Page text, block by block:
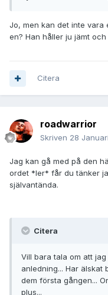
Jo, men kan det inte vara
en? Han håller ju jämt
Citera
roadwarrior
Skriven 28
Jag kan gå med på den
ordet *ler* får du tänker
självantända.
Citera
Vill bara tala om att
anledning... Har
dem första gången...
plus...